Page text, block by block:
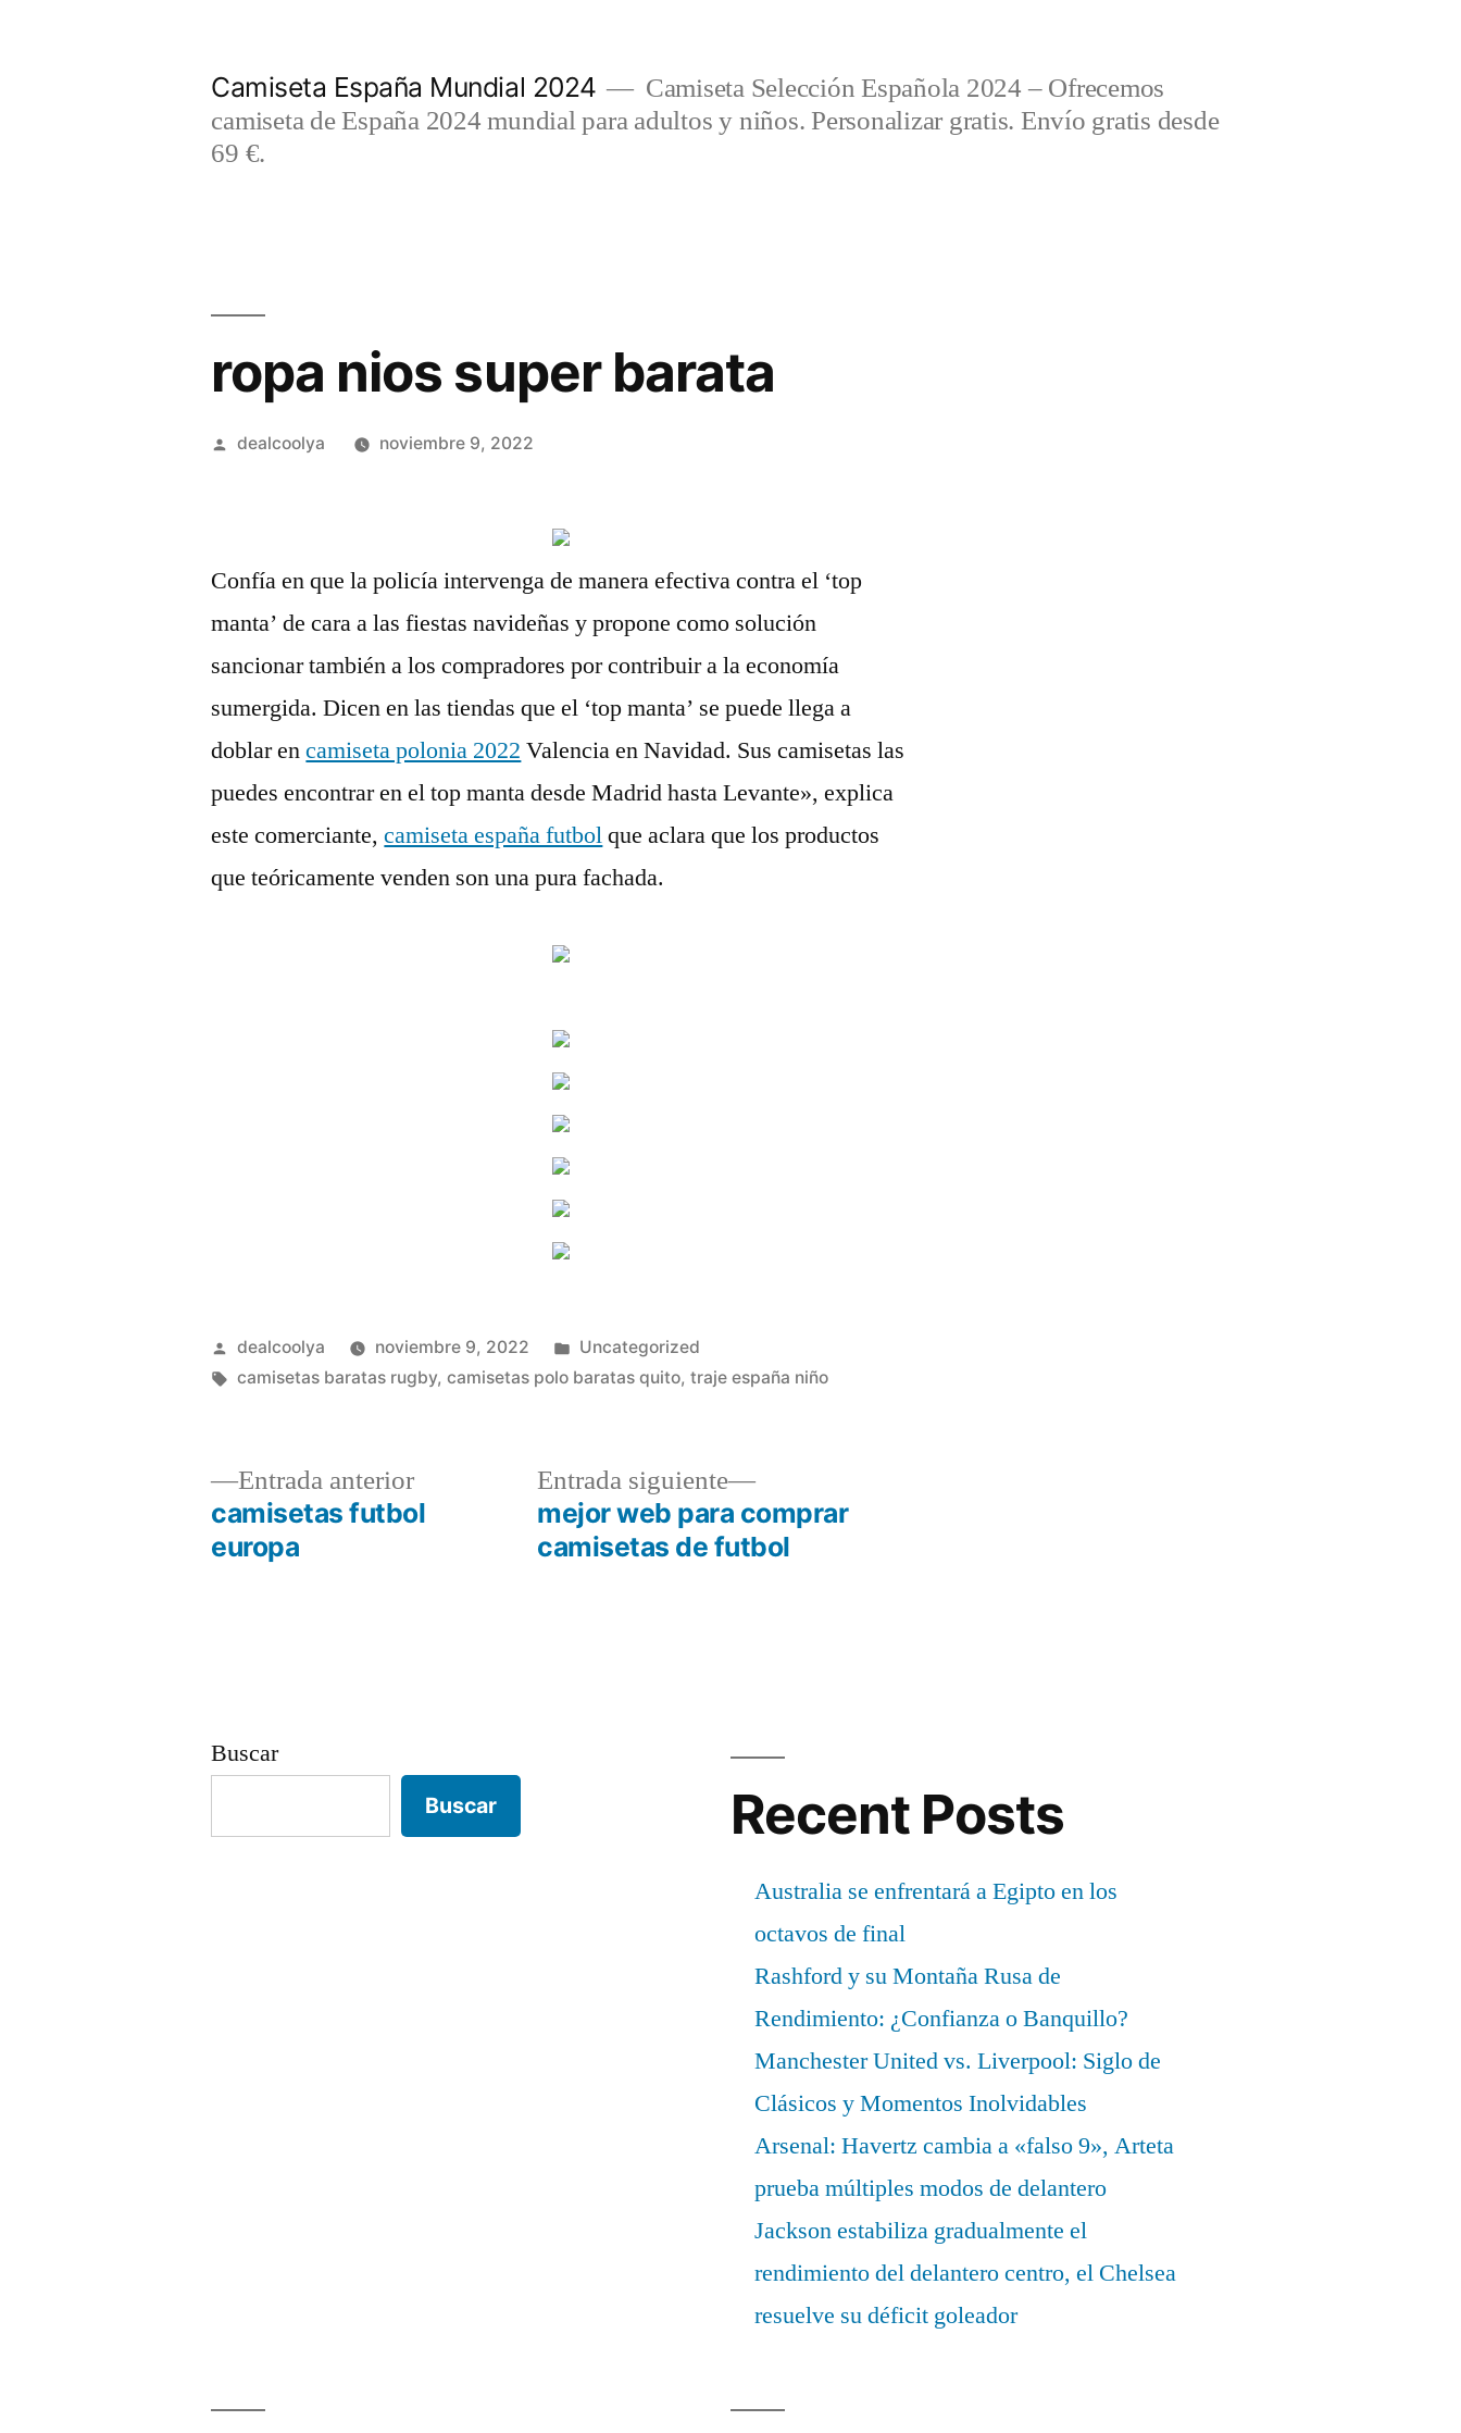
Camiseta España Mundial 2024
Camiseta Selección Española 2024 – Ofrecemos
camiseta de España 2024 mundial para adultos y niños. Personalizar gratis. Envío gratis desde
69 €.
ropa nios super barata
Publicado
dealcoolya noviembre 9, 2022
Confía en que la policía intervenga de manera efectiva contra el ‘top
manta’ de cara a las fiestas navideñas y propone como solución
sancionar también a los compradores por contribuir a la economía
sumergida. Dicen en las tiendas que el ‘top manta’ se puede llega a
doblar encamiseta polonia 2022 Valencia en Navidad. Sus camisetas las
puedes encontrar en el top manta desde Madrid hasta Levante», explica
este comerciante,camiseta españa futbolque aclara que los productos
que teóricamente venden son una pura fachada.
Publicado
por
dealcoolya noviembre 9, 2022
Publicado
en
Uncategorized
Etiquetas:
camisetas baratas rugby,camisetas polo baratas quito,traje españa niño
Navegación
Entrada anteriorEntrada
anterior:
camisetas futbol
europa
Entrada siguiente
Entrada
siguiente:
mejor web para comprar
camisetas de futbol
Buscar
Buscar Recent Posts
Australia se enfrentará a Egipto en los
octavos de final
Rashford y su Montaña Rusa de
Rendimiento: ¿Confianza o Banquillo?
Manchester United vs. Liverpool: Siglo de
Clásicos y Momentos Inolvidables
Arsenal: Havertz cambia a «falso 9», Arteta
prueba múltiples modos de delantero
Jackson estabiliza gradualmente el
rendimiento del delantero centro, el Chelsea
resuelve su déficit goleador